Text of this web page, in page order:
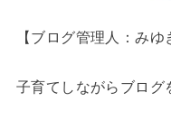
【ブログ管理人：みゆ
子育てしながらブログ